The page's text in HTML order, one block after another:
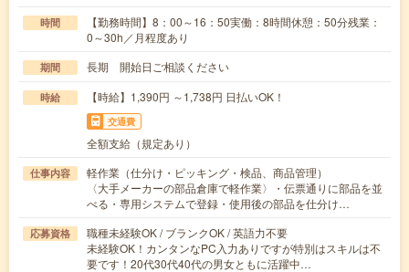
時間
【勤務時間】8：00～16：50実働：8時間休憩：50分残業：
0～30h／月程度あり
期間 長期 開始日ご相談ください
時給 【時給】1,390円 ～1,738円 日払いOK！
交通費
全額支給（規定あり）
仕事内容
軽作業（仕分け・ピッキング・検品、商品管理）
〈大手メーカーの部品倉庫で軽作業〉・伝票通りに部品を並
べる・専用システムで登録・使用後の部品を仕分け…
応募資格
職種未経験OK / ブランクOK / 英語力不要
未経験OK！カンタンなPC入力ありですが特別はスキルは不
要です！20代30代40代の男女ともに活躍中…